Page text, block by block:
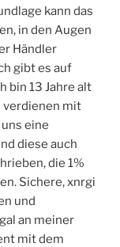
kann das
in den Augen
Händler
gibt es auf
bin 13 Jahre alt
verdienen mit
eine
diese auch
die 1%
Sichere, xnrgi
und
an meiner
mit dem